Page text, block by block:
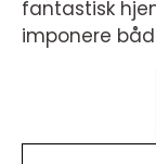
fantastisk
imponere